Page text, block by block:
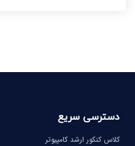
دسترسی سریع
کلاس کنکور ارشد کامپیوتر